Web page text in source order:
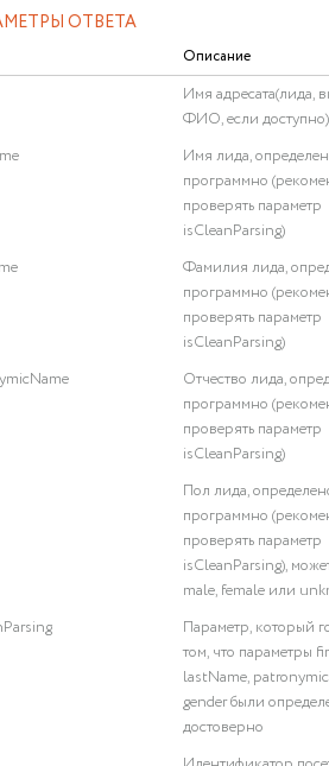
ОТВЕТА
Описание
Имя адресата(лида,
ФИО, если доступно)
Имя лида,
программно
проверять параметр
isCleanParsing)
Фамилия лида,
программно
проверять параметр
isCleanParsing)
Отчество лида,
программно
проверять параметр
isCleanParsing)
Пол лида,
программно
проверять параметр
isCleanParsing),
male, female или
Параметр, который
том, что параметры
lastName,
gender были
достоверно